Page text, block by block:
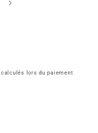
lors du paiement